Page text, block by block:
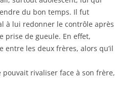
du bon temps. Il fut
à lui redonner le contrôle après
prise de gueule. En effet,
entre les deux frères, alors qu’il
rivaliser face à son frère,